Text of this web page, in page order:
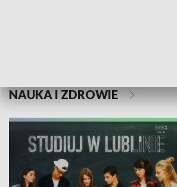
NAUKA I ZDROWIE